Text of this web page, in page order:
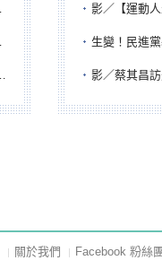
影／【運動人生】從通靈
生變！民進黨基隆安樂
影／蔡其昌訪美重申
關於我們 Facebook 粉絲